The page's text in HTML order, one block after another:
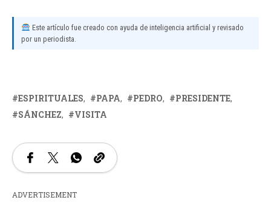
Este artículo fue creado con ayuda de inteligencia artificial y revisado
por un periodista.
ESPIRITUALES PAPA PEDRO
PRESIDENTE
SÁNCHEZ
VISITA
ADVERTISEMENT